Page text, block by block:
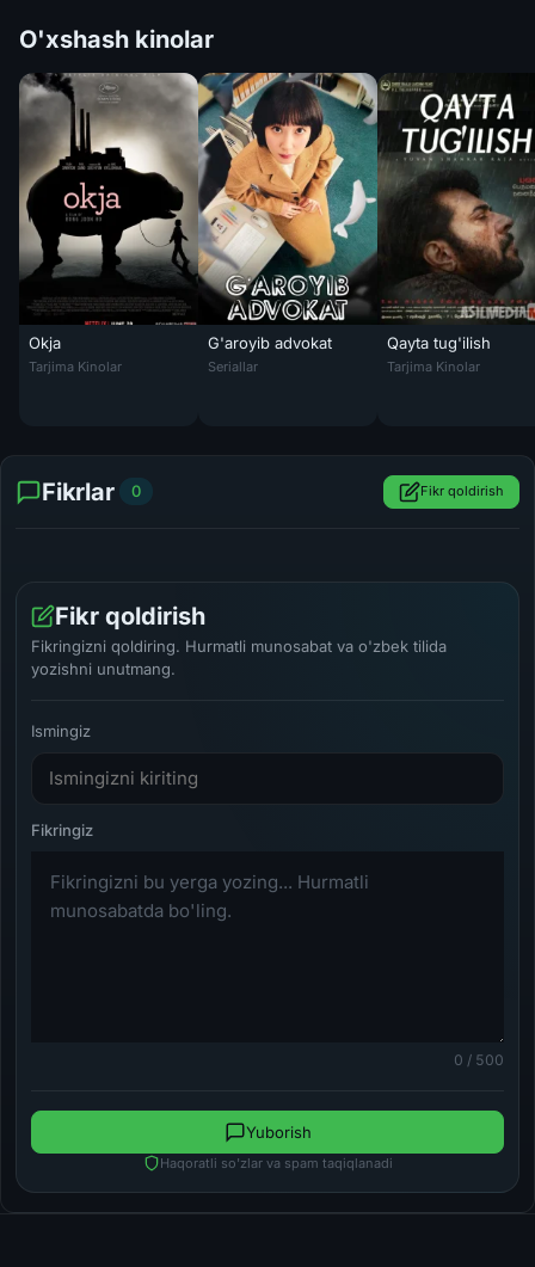
O'xshash kinolar
Okja
Okja Uzbek tilida 2017 O'zbekcha tarjima kino HD
Tarjima Kinolar
G'aroyib advokat
G'aroyib advokat / G'ayrioddiy advokat U
Seriallar
Qayta tug'ilish
Qayta tug'ilish Hind
Tarjima Kinolar
Fikrlar 0 Fikr qoldirish
Fikr qoldirish
Fikringizni qoldiring. Hurmatli munosabat va o'zbek tilida
yozishni unutmang.
Ismingiz
0 / 500
Haqoratli so'zlar va spam taqiqlanadi
Yuborish